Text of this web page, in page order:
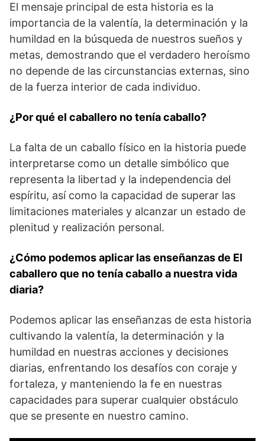
El mensaje principal de esta historia es la⁢
importancia de la ​valentía, la determinación y la
humildad en la búsqueda de​ nuestros ‍sueños⁤ y
metas, demostrando que​ el verdadero heroísmo
no depende⁤ de las circunstancias externas, sino
‍de la fuerza interior de cada⁣ individuo.
¿Por qué​ el caballero no tenía caballo?
La falta de un caballo físico ⁣en​ la historia puede
interpretarse como un detalle simbólico que
representa la libertad y la independencia del
espíritu,‌ así como la ⁤capacidad de superar las
limitaciones ‌materiales y‍ alcanzar un⁣ estado de
⁣plenitud y realización personal.
¿Cómo podemos⁤ aplicar las enseñanzas de El
caballero que no tenía caballo ​a nuestra vida
diaria?
Podemos aplicar las enseñanzas de ‌esta historia
‌cultivando⁢ la valentía, la determinación y la
humildad en ⁤nuestras acciones y decisiones
diarias,⁤ enfrentando los ​desafíos con coraje y
fortaleza, y manteniendo la fe en nuestras
‌capacidades para superar cualquier⁣ obstáculo
que se presente en nuestro camino.